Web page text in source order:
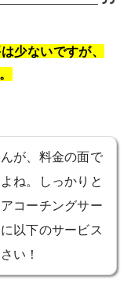
少ないですが、
が、料金の面で
ね。しっかりと
コーチングサー
以下のサービス
い！